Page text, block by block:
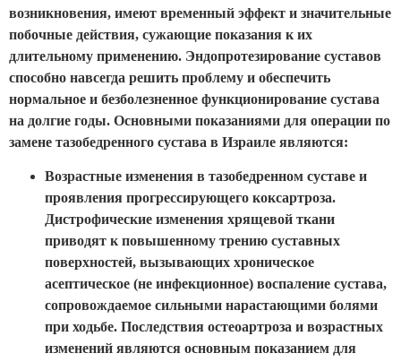
возникновения, имеют временный эффект и значительные
побочные действия, сужающие показания к их
длительному применению. Эндопротезирование суставов
способно навсегда решить проблему и обеспечить
нормальное и безболезненное функционирование сустава
на долгие годы. Основными показаниями для операции по
замене тазобедренного сустава в Израиле являются:
Возрастные изменения в тазобедренном суставе и
проявления прогрессирующего коксартроза.
Дистрофические изменения хрящевой ткани
приводят к повышенному трению суставных
поверхностей, вызывающих хроническое
асептическое (не инфекционное) воспаление сустава,
сопровождаемое сильными нарастающими болями
при ходьбе. Последствия остеоартроза и возрастных
изменений являются основным показанием для